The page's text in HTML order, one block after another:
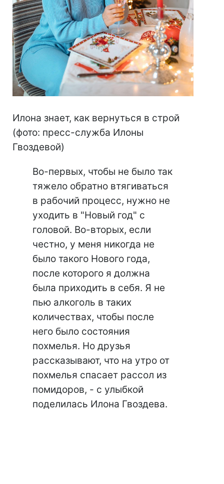
Илона знает, как вернуться в строй
(фото: пресс-служба Илоны
Гвоздевой)
Во-первых, чтобы не было так
тяжело обратно втягиваться
в рабочий процесс, нужно не
уходить в "Новый год" с
головой. Во-вторых, если
честно, у меня никогда не
было такого Нового года,
после которого я должна
была приходить в себя. Я не
пью алкоголь в таких
количествах, чтобы после
него было состояния
похмелья. Но друзья
рассказывают, что на утро от
похмелья спасает рассол из
помидоров, - с улыбкой
поделилась Илона Гвоздева.